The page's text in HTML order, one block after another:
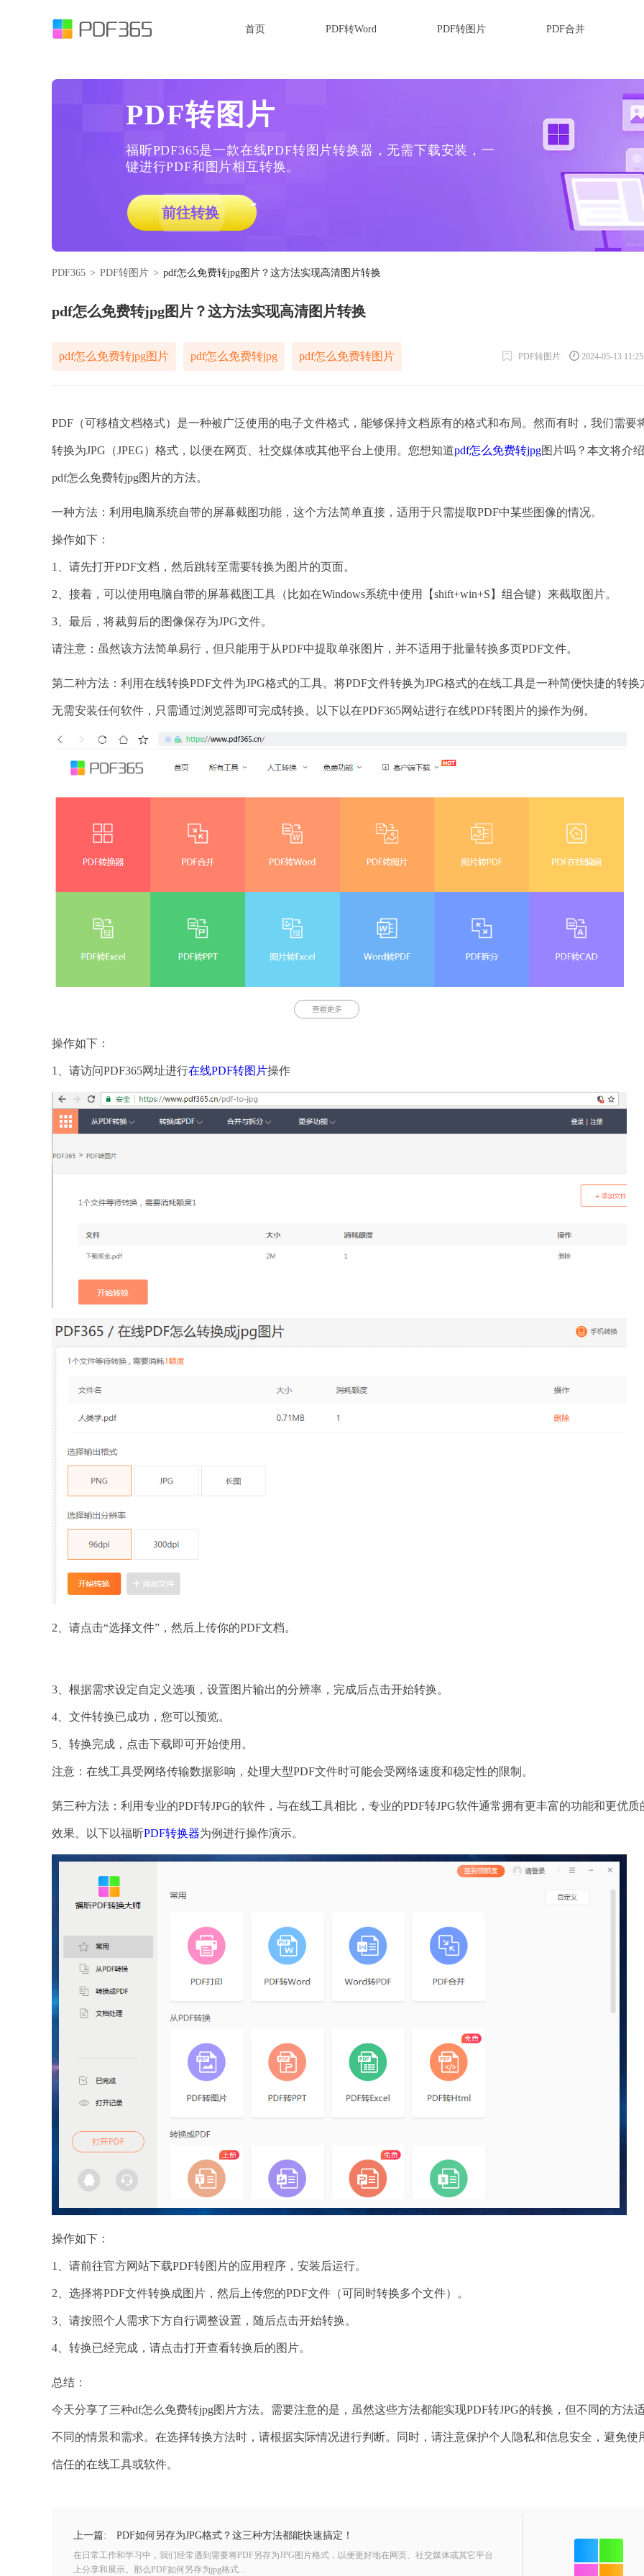
首页 PDF转Word PDF转图片 PDF合并
PDF转图片
福昕PDF365是一款在线PDF转图片转换器，无需下载安装，一
键进行PDF和图片相互转换。
前往转换
PDF365 > PDF转图片 > pdf怎么免费转jpg图片？这方法实现高清图片转换
pdf怎么免费转jpg图片？这方法实现高清图片转换
pdf怎么免费转jpg图片 pdf怎么免费转jpg pdf怎么免费转图片 PDF转图片 2024-05-13
PDF（可移植文档格式）是一种被广泛使用的电子文件格式，能够保持文档原有的格式和布局。然而有时，我们需要
转换为JPG（JPEG）格式，以便在网页、社交媒体或其他平台上使用。您想知道pdf怎么免费转jpg图片吗？本文将介
pdf怎么免费转jpg图片的方法。
一种方法：利用电脑系统自带的屏幕截图功能，这个方法简单直接，适用于只需提取PDF中某些图像的情况。
操作如下：
1、请先打开PDF文档，然后跳转至需要转换为图片的页面。
2、接着，可以使用电脑自带的屏幕截图工具（比如在Windows系统中使用【shift+win+S】组合键）来截取图片。
3、最后，将裁剪后的图像保存为JPG文件。
请注意：虽然该方法简单易行，但只能用于从PDF中提取单张图片，并不适用于批量转换多页PDF文件。
第二种方法：利用在线转换PDF文件为JPG格式的工具。将PDF文件转换为JPG格式的在线工具是一种简便快捷的转换
无需安装任何软件，只需通过浏览器即可完成转换。以下以在PDF365网站进行在线PDF转图片的操作为例。
操作如下：
1、请访问PDF365网址进行在线PDF转图片操作
2、请点击“选择文件”，然后上传你的PDF文档。
3、根据需求设定自定义选项，设置图片输出的分辨率，完成后点击开始转换。
4、文件转换已成功，您可以预览。
5、转换完成，点击下载即可开始使用。
注意：在线工具受网络传输数据影响，处理大型PDF文件时可能会受网络速度和稳定性的限制。
第三种方法：利用专业的PDF转JPG的软件，与在线工具相比，专业的PDF转JPG软件通常拥有更丰富的功能和更优质
效果。以下以福昕PDF转换器为例进行操作演示。
操作如下：
1、请前往官方网站下载PDF转图片的应用程序，安装后运行。
2、选择将PDF文件转换成图片，然后上传您的PDF文件（可同时转换多个文件）。
3、请按照个人需求下方自行调整设置，随后点击开始转换。
4、转换已经完成，请点击打开查看转换后的图片。
总结：
今天分享了三种df怎么免费转jpg图片方法。需要注意的是，虽然这些方法都能实现PDF转JPG的转换，但不同的方法
不同的情景和需求。在选择转换方法时，请根据实际情况进行判断。同时，请注意保护个人隐私和信息安全，避免使
信任的在线工具或软件。
上一篇: PDF如何另存为JPG格式？这三种方法都能快速搞定！
在日常工作和学习中，我们经常遇到需要将PDF另存为JPG图片格式，以便更好地在网页、社交媒体或其它平台
上分享和展示。那么PDF如何另存为jpg格式...